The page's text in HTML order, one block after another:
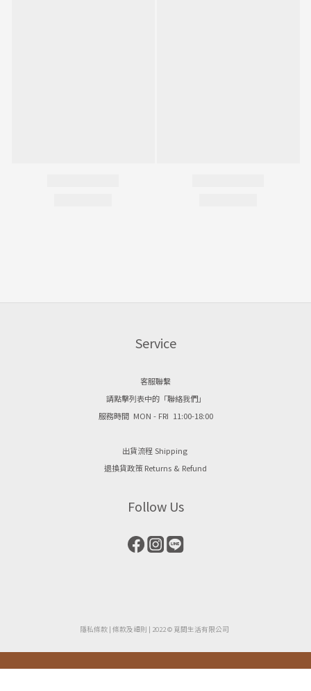
Service
客服聯繫
請點擊列表中的「聯絡我們」
服務時間 MON - FRI 11:00-18:00
出貨流程 Shipping
退換貨政策 Returns & Refund
Follow Us
隱私條款| ​ 條款及細則 | 2022 © 覓間生活有限公司